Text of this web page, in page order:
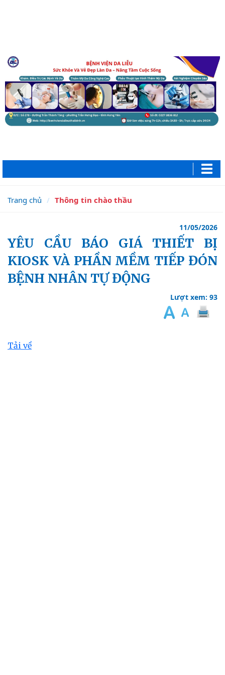
Trang chủ Thông tin chào thầu
11/05/2026
YÊU CẦU BÁO GIÁ THIẾT BỊ
KIOSK VÀ PHẦN MỀM TIẾP ĐÓN
BỆNH NHÂN TỰ ĐỘNG
Lượt xem: 93
Tải về